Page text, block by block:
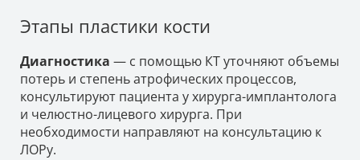
Этапы пластики кости
Диагностика — с помощью КТ уточняют объемы
потерь и степень атрофических процессов,
консультируют пациента у хирурга-имплантолога
и челюстно-лицевого хирурга. При
необходимости направляют на консультацию к
ЛОРу.